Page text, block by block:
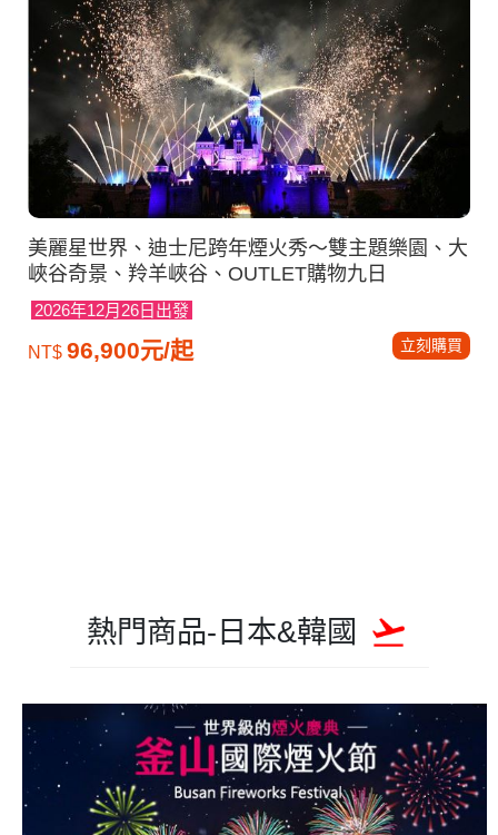
美麗星世界、迪士尼跨年煙火秀～雙主題樂園、大
峽谷奇景、羚羊峽谷、OUTLET購物九日
2026年12月26日出發
NT$ 96,900元/起 立刻購買
熱門商品-日本&韓國